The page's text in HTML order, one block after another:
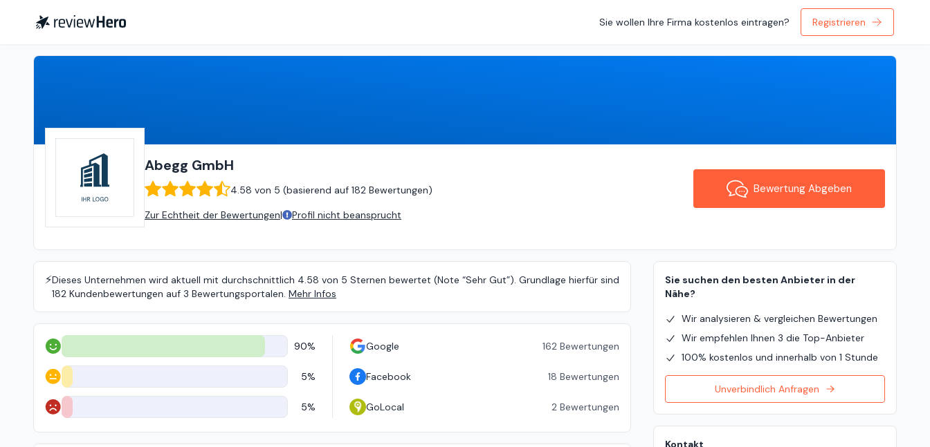
Sie wollen Ihre Firma kostenlos eintragen? Registrieren
Abegg GmbH
4.58 von 5 (basierend auf 182 Bewertungen)
Zur Echtheit der Bewertungen| Profil nicht beansprucht
Bewertung Abgeben
⚡️Dieses Unternehmen wird aktuell mit durchschnittlich 4.58 von 5 Sternen bewertet (Note “Sehr Gut”). Grundlage hierfür sind
182 Kundenbewertungen auf 3 Bewertungsportalen. Mehr Infos
Positiv 90%
Neutral 5%
Negativ 5%
Google 162 Bewertungen
Facebook 18 Bewertungen
GoLocal 2 Bewertungen
Sie suchen den besten Anbieter in der
Nähe?
Wir analysieren & vergleichen Bewertungen
Wir empfehlen Ihnen 3 die Top-Anbieter
100% kostenlos und innerhalb von 1 Stunde
Unverbindlich Anfragen
Kontakt